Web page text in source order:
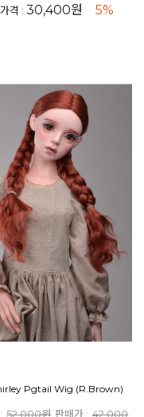
격 :30,400원 5%
Pgtail Wig (R.Brown)
52,000원 판매가 : 42,000